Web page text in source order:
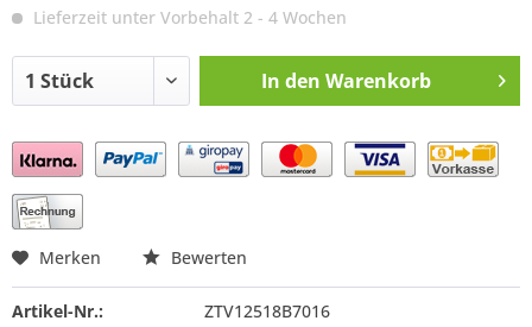
Lieferzeit unter Vorbehalt 2 - 4 Wochen
In den Warenkorb
Preis anfragen
Merken Bewerten
Artikel-Nr.:
ZTV12518B7016